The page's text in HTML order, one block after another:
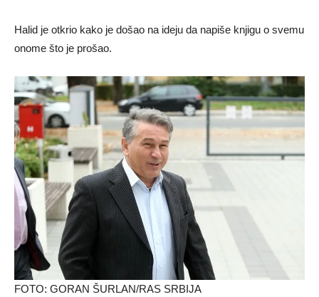
Halid je otkrio kako je došao na ideju da napiše knjigu o svemu
onome što je prošao.
FOTO: GORAN ŠURLAN/RAS SRBIJA